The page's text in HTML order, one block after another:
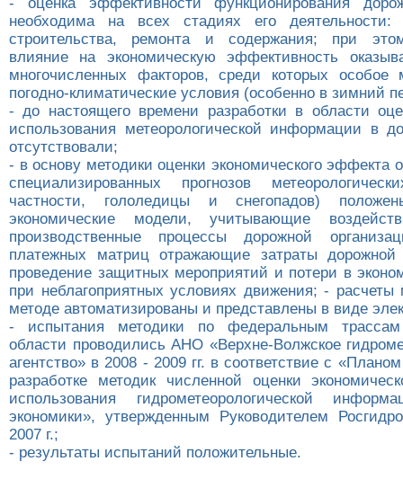
необходима на всех стадиях его деятельности:
строительства, ремонта и содержания; при
влияние на экономическую эффективность
многочисленных факторов, среди которых особое
погодно-климатические условия (особенно в зимний
- до настоящего времени разработки в области
использования метеорологической информации в
отсутствовали;
- в основу методики оценки экономического эффекта
специализированных прогнозов
частности, гололедицы и снегопадов)
экономические модели, учитывающие
производственные процессы дорожной
платежных матриц отражающие затраты дорожной
проведение защитных мероприятий и потери в
при неблагоприятных условиях движения; - расчеты
методе автоматизированы и представлены в виде
- испытания методики по федеральным трассам
области проводились АНО «Верхне-Волжское
агентство» в 2008 - 2009 гг. в соответствие с
разработке методик численной оценки
использования гидрометеорологической
экономики», утвержденным Руководителем
2007 г.;
- результаты испытаний положительные.